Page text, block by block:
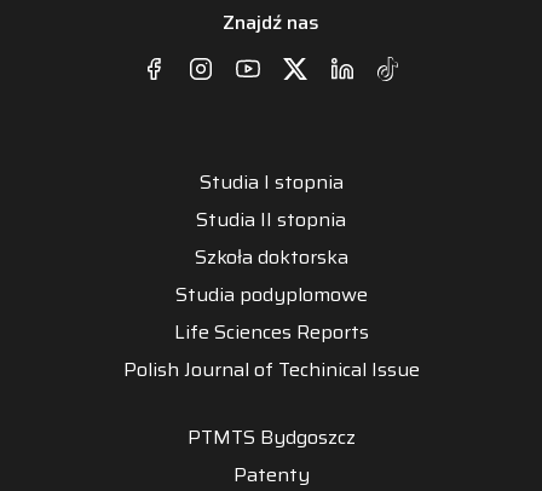
Znajdź nas
Studia I stopnia
Studia II stopnia
Szkoła doktorska
Studia podyplomowe
Life Sciences Reports
Polish Journal of Techinical Issue
PTMTS Bydgoszcz
Patenty